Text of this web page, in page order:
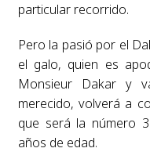
particular recorrido.
Pero la pasió por el
el galo, quien es
Monsieur Dakar y
merecido, volverá a
que será la número
años de edad.